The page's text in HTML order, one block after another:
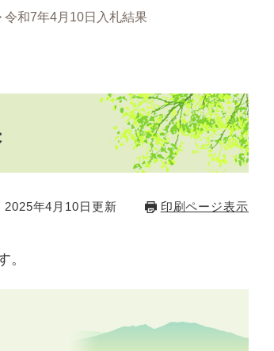
令和7年4月10日入札結果
2025年4月10日更新 印刷ページ表示
。